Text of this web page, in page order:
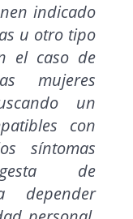
indicado
u otro tipo
el caso de
mujeres
un
con
síntomas
de
depender